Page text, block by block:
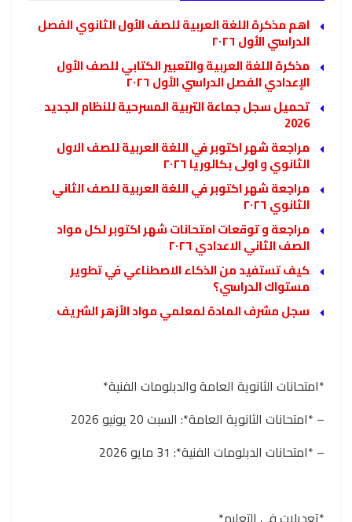
اهم مذكرة اللغة العربية للصف الأول الثانوي الفصل
الدراسي الأول ٢٠٢٦
مذكرة اللغة العربية والتعبير الكتابي للصف الأول
الإعدادي الفصل الدراسي الأول ٢٠٢٦
تحميل سجل جماعة التربية المسرحية للنظام الجديد
2026
مراجعة شهر اكتوبر في اللغة العربية للصف الاول
الثانوي و اولى بكالوريا ٢٠٢٦
مراجعة شهر اكتوبر في اللغة العربية للصف الثاني
الثانوي ٢٠٢٦
مراجعة و توقعات امتحانات شهر اكتوبر لكل مواد
الصف الثاني الاعدادي ٢٠٢٦
كيف تستفيد من الذكاء الاصطناعي في تطوير
مستواك الدراسي؟
سجل مشرف المادة لمعلمي مواد الأزهر الشريف
*امتحانات الثانوية العامة والدبلومات الفنية*
– *امتحانات الثانوية العامة*: السبت 20 يونيو 2026
– *امتحانات الدبلومات الفنية*: 31 مايو 2026